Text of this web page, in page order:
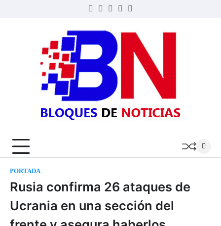
Twitter
Facebook
LinkedIn
Instagram
YouTube
PORTADA
Rusia confirma 26 ataques de
Ucrania en una sección del